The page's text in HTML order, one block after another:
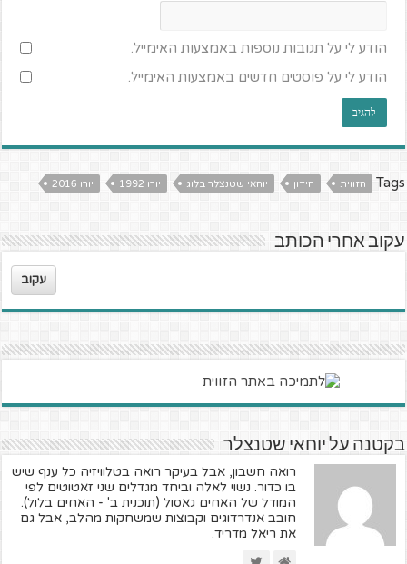
הודע לי על תגובות נוספות באמצעות האימייל.
הודע לי על פוסטים חדשים באמצעות האימייל.
Tags הזווית חידון יוחאי שטנצלר בלוג יורו 1992 יורו 2016
עקוב אחרי הכותב
עקוב
בקטנה על יוחאי שטנצלר
רואה חשבון, אבל בעיקר רואה בטלוויזיה כל ענף שיש
בו כדור. נשוי לאלה וביחד מגדלים שני זאטוטים לפי
המודל של האחים גאסול (תוכנית ב' - האחים בלול).
חובב אנדרדוגים וקבוצות שמשחקות מהלב, אבל גם
את ריאל מדריד.